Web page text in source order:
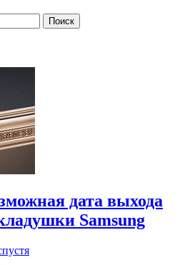
дата выхода
Samsung